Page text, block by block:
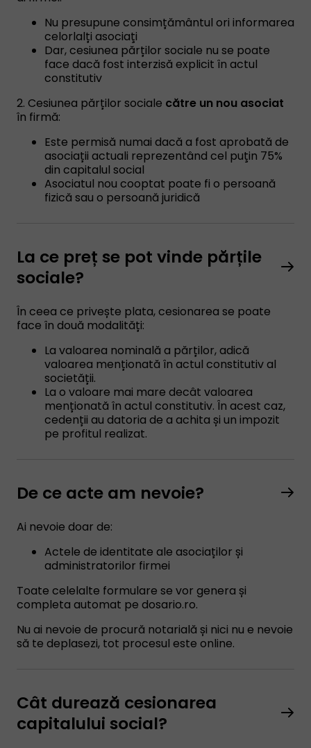
Nu presupune consimțământul ori informarea
celorlalți asociaţi
Dar, cesiunea părților sociale nu se poate
face dacă fost interzisă explicit în actul
constitutiv
2. Cesiunea părților sociale către un nou asociat
în firmă:
Este permisă numai dacă a fost aprobată de
asociații actuali reprezentând cel puţin 75%
din capitalul social
Asociatul nou cooptat poate fi o persoană
fizică sau o persoană juridică
La ce preț se pot vinde părțile
sociale?
În ceea ce privește plata, cesionarea se poate
face în două modalități:
La valoarea nominală a părților, adică
valoarea menționată în actul constitutiv al
societății.
La o valoare mai mare decât valoarea
menționată în actul constitutiv. În acest caz,
cedenții au datoria de a achita și un impozit
pe profitul realizat.
De ce acte am nevoie?
Ai nevoie doar de:
Actele de identitate ale asociaților și
administratorilor firmei
Toate celelalte formulare se vor genera și
completa automat pe dosario.ro.
Nu ai nevoie de procură notarială și nici nu e nevoie
să te deplasezi, tot procesul este online.
Cât durează cesionarea
capitalului social?